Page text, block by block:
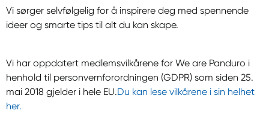
Vi sørger selvfølgelig for å inspirere deg med spennende
ideer og smarte tips til alt du kan skape.
Vi har oppdatert medlemsvilkårene for We are Panduro i
henhold til personvernforordningen (GDPR) som siden 25.
mai 2018 gjelder i hele EU.Du kan lese vilkårene i sin helhet
her.